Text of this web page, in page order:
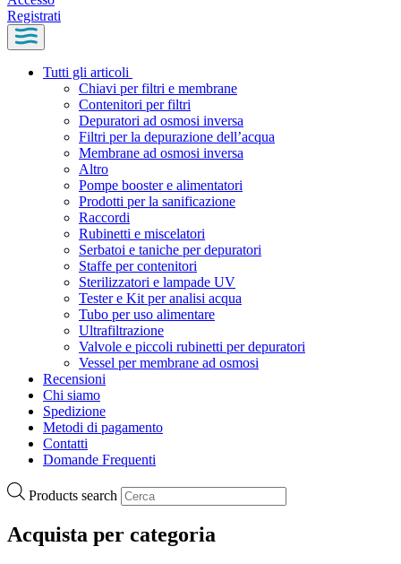
Registrati
Tutti gli articoli
Chiavi per filtri e membrane
Contenitori per filtri
Depuratori ad osmosi inversa
Filtri per la depurazione dell’acqua
Membrane ad osmosi inversa
Altro
Pompe booster e alimentatori
Prodotti per la sanificazione
Raccordi
Rubinetti e miscelatori
Serbatoi e taniche per depuratori
Staffe per contenitori
Sterilizzatori e lampade UV
Tester e Kit per analisi acqua
Tubo per uso alimentare
Ultrafiltrazione
Valvole e piccoli rubinetti per depuratori
Vessel per membrane ad osmosi
Recensioni
Chi siamo
Spedizione
Metodi di pagamento
Contatti
Domande Frequenti
Products search
Acquista per categoria